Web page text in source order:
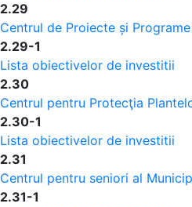
2.29
Centrul de Proiecte și
2.29-1
Lista obiectivelor de investitii
2.30
Centrul pentru Protecţia
2.30-1
Lista obiectivelor de investitii
2.31
Centrul pentru seniori al
2.31-1